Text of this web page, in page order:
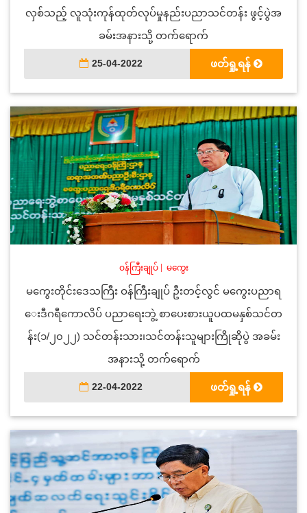
လှစ်သည့် လူသုံးကုန်ထုတ်လုပ်မှုနည်းပညာသင်တန်း ဖွင့်ပွဲအ
ခမ်းအနားသို့ တက်ရောက်
25-04-2022 ဖတ်ရှု့ရန်
ဝန်ကြီးချုပ်| မကွေး
မကွေးတိုင်းဒေသကြီး ဝန်ကြီးချုပ် ဦးတင့်လွင် မကွေးပညာရ
ေးဒီဂရီကောလိပ် ပညာရေးဘွဲ့ စာပေးစားယူပထမနှစ်သင်တ
န်း(၁/၂၀၂၂) သင်တန်းသား၊သင်တန်းသူများကြိုဆိုပွဲ အခမ်း
အနားသို့ တက်ရောက်
22-04-2022 ဖတ်ရှု့ရန်